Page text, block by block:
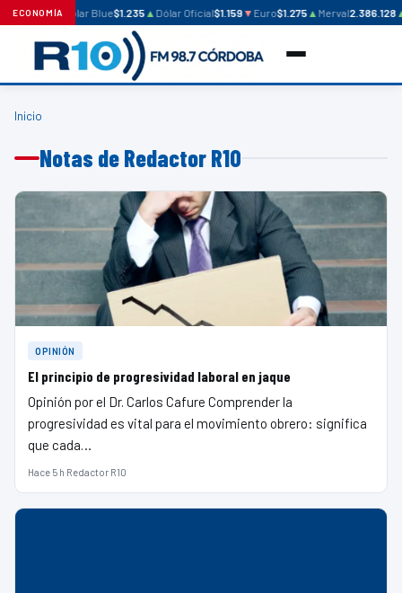
ECONOMÍADólar Blue$1.235▲Dólar Oficial$1.159▼Euro$1.275▲Merval2.386.128
Inicio
Notas de Redactor R10
OPINIÓN
El principio de progresividad laboral en jaque
Opinión por el Dr. Carlos Cafure ​Comprender la
progresividad es vital para el movimiento obrero: significa
que cada…
Hace 5 h·Redactor R10